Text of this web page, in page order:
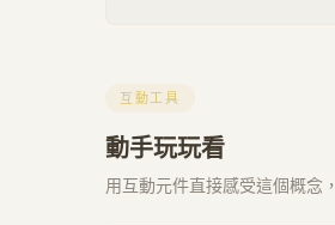
互動工具
動手玩玩看
用互動元件直接感受這個概念